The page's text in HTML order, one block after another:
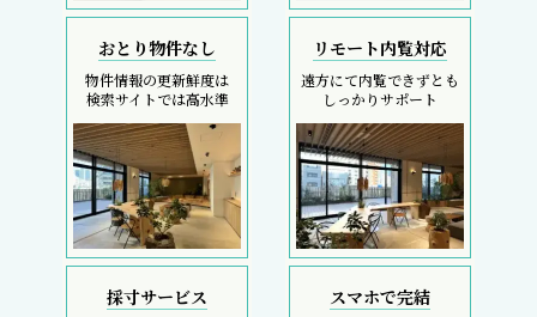
おとり物件なし
物件情報の更新鮮度は
検索サイトでは高水準
リモート内覧対応
遠方にて内覧できずとも
しっかりサポート
採寸サービス スマホで完結